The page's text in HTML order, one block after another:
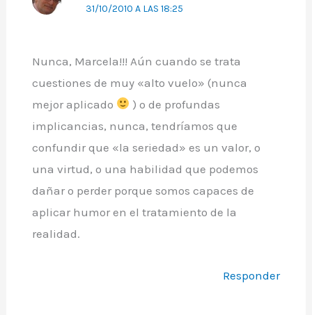
31/10/2010 A LAS 18:25
Nunca, Marcela!!! Aún cuando se trata
cuestiones de muy «alto vuelo» (nunca
mejor aplicado
) o de profundas
implicancias, nunca, tendríamos que
confundir que «la seriedad» es un valor, o
una virtud, o una habilidad que podemos
dañar o perder porque somos capaces de
aplicar humor en el tratamiento de la
realidad.
Responder